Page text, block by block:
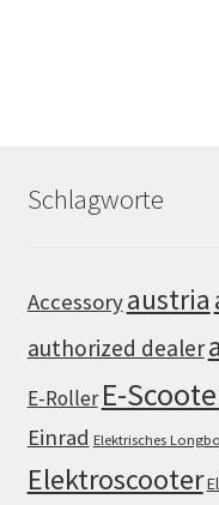
Schlagworte
Accessoryaustria
authorized dealer
E-Roller E-
Einrad Elektrisches
Elektroscooter